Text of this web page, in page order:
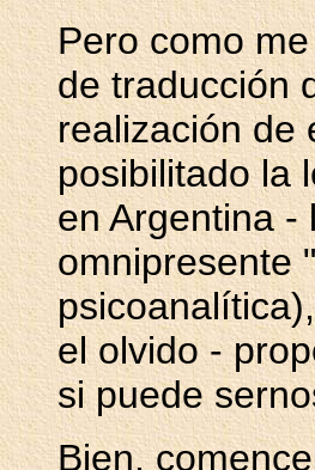
Pero como
de traducción
realización de
posibilitado la
en Argentina -
omnipresente
el olvido -
si puede
Bien,